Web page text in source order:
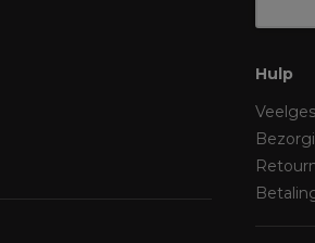
Hulp